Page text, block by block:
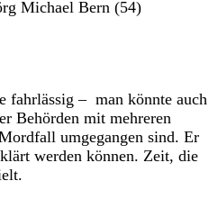
Michael Bern (54)
fahrlässig – man könnte auch
Behörden mit mehreren
umgegangen sind. Er
werden können. Zeit, die